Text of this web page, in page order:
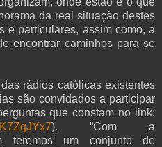
da real situação destes
e particulares, assim como, a
encontrar caminhos para se
rádios católicas existentes
são convidados a participar
que constam no link:
). “Com a
teremos um conjunto de